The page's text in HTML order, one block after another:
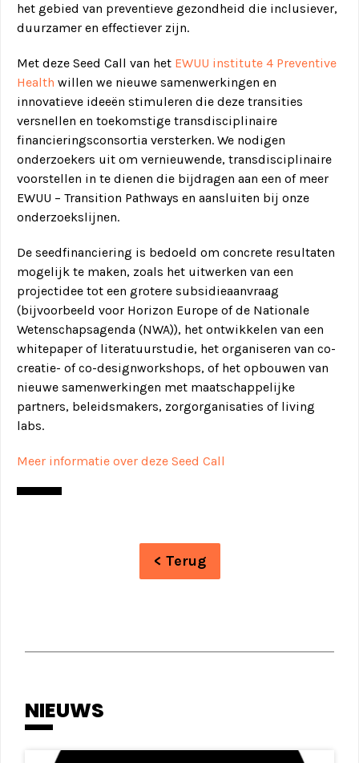
het gebied van preventieve gezondheid die inclusiever,
duurzamer en effectiever zijn.
Met deze Seed Call van het EWUU institute 4 Preventive
Health willen we nieuwe samenwerkingen en
innovatieve ideeën stimuleren die deze transities
versnellen en toekomstige transdisciplinaire
financieringsconsortia versterken. We nodigen
onderzoekers uit om vernieuwende, transdisciplinaire
voorstellen in te dienen die bijdragen aan een of meer
EWUU – Transition Pathways en aansluiten bij onze
onderzoekslijnen.
De seedfinanciering is bedoeld om concrete resultaten
mogelijk te maken, zoals het uitwerken van een
projectidee tot een grotere subsidieaanvraag
(bijvoorbeeld voor Horizon Europe of de Nationale
Wetenschapsagenda (NWA)), het ontwikkelen van een
whitepaper of literatuurstudie, het organiseren van co-
creatie- of co-designworkshops, of het opbouwen van
nieuwe samenwerkingen met maatschappelijke
partners, beleidsmakers, zorgorganisaties of living
labs.
Meer informatie over deze Seed Call
< Terug
NIEUWS